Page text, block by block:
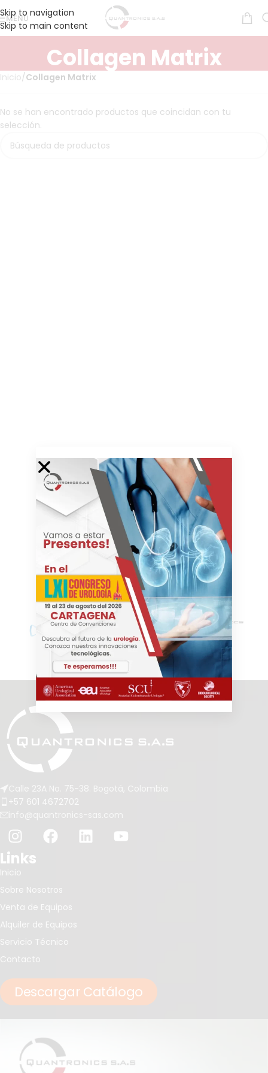
Skip to navigation
Skip to main content
MENÚ
Collagen Matrix
Inicio/Collagen Matrix
No se han encontrado productos que coincidan con tu
selección.
Calle 23A No. 75-38. Bogotá, Colombia
+57 601 4672702
info@quantronics-sas.com
Links
Inicio
Sobre Nosotros
Venta de Equipos
Alquiler de Equipos
Servicio Técnico
Contacto
Descargar Catálogo